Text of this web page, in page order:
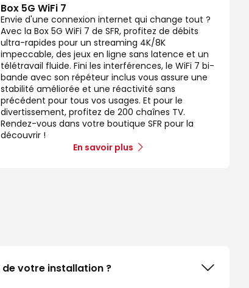
Box 5G WiFi 7
Envie d'une connexion internet qui change tout ?
Avec la Box 5G WiFi 7 de SFR, profitez de débits
ultra-rapides pour un streaming 4K/8K
impeccable, des jeux en ligne sans latence et un
télétravail fluide. Fini les interférences, le WiFi 7 bi-
bande avec son répéteur inclus vous assure une
stabilité améliorée et une réactivité sans
précédent pour tous vos usages. Et pour le
divertissement, profitez de 200 chaînes TV.
Rendez-vous dans votre boutique SFR pour la
découvrir !
En savoir plus
de votre installation ?